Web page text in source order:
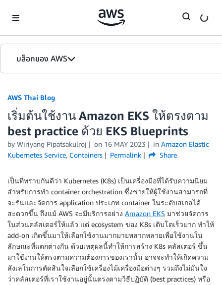
บล็อกของ AWS
หน้าหลัก
รุ่น
AWS Thai Blog
เริ่มต้นใช้งาน Amazon EKS ให้ตรงตาม
best practice ด้วย EKS Blueprints
by Wiriyang Pipatsakulroj on 16 MAY 2023 in Amazon Elastic
Kubernetes Service, Containers Permalink Share
เป็นที่ทราบกันดีว่า Kubernetes (K8s) เป็นเครื่องมือที่ได้รับความนิยม
สำหรับการทำ container orchestration ซึ่งช่วยให้ผู้ใช้งานสามารถที่
จะรันและจัดการ application ประเภท container ในระดับสเกลได้
สะดวกขึ้น ถึงแม้ AWS จะมีบริการอย่าง Amazon EKS มาช่วยจัดการ
ในส่วนคลัสเตอร์ให้แล้ว แต่ ecosystem ของ K8s เติบโตเร็วมาก ทำให้
add-on เกิดขึ้นมาให้เลือกใช้งานมากมายหลากหลายเพื่อใช้งานใน
ลักษณะที่แตกต่างกัน ด้วยเหตุผลนี้ทำให้การสร้าง K8s คลัสเตอร์ ขึ้น
มาใช้งานให้ตรงตามความต้องการของเรานั้น อาจจะทำให้เกิดความ
ลังเลในการตัดสินใจเลือกใช้เครื่องไม้เครื่องมือต่างๆ รวมถึงไม่มั่นใจ
ว่าคลัสเตอร์ที่เราใช้งานอยู่นั้นตรงตามวิธีปฏิบัติ (best practices) หรือ